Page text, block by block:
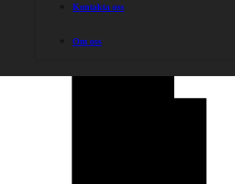
Kontakta oss
Om oss